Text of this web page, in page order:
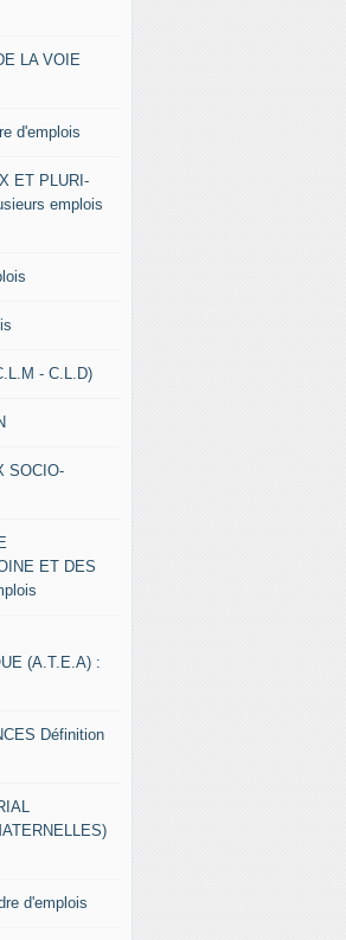
LA VOIE
d'emplois
ET PLURI-
emplois
- C.L.D)
SOCIO-
ET DES
(A.T.E.A) :
Définition
d'emplois